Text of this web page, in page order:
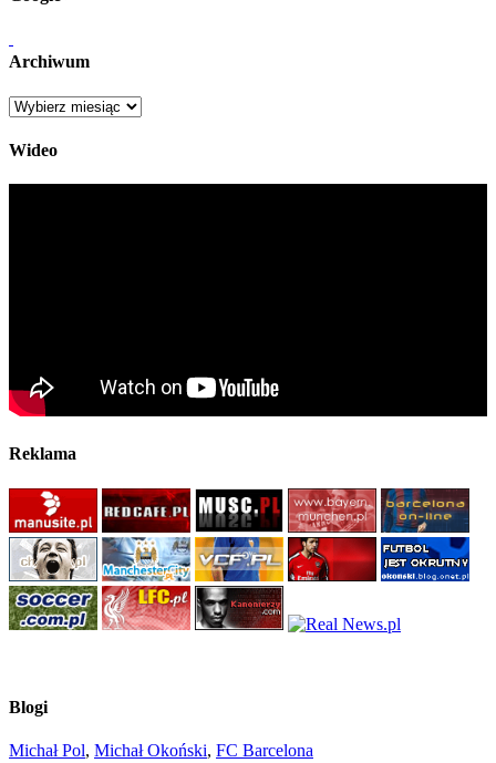
Archiwum
Archiwum
Wideo
Reklama
Blogi
Michał Pol, Michał Okoński, FC Barcelona